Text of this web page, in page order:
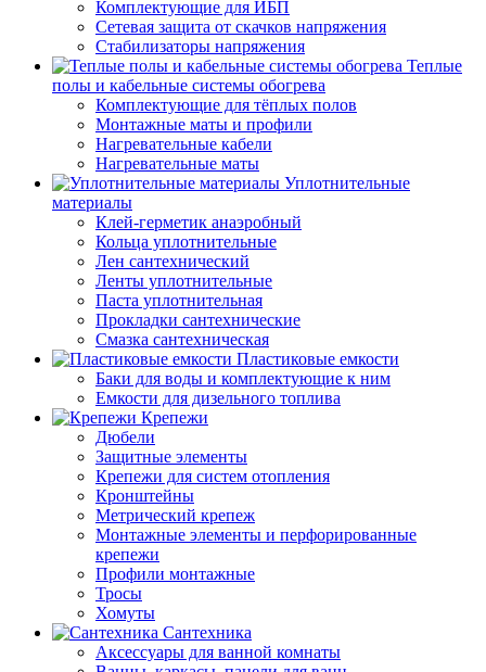
Комплектующие для ИБП
Сетевая защита от скачков напряжения
Стабилизаторы напряжения
Теплые
полы и кабельные системы обогрева
Комплектующие для тёплых полов
Монтажные маты и профили
Нагревательные кабели
Нагревательные маты
Уплотнительные
материалы
Клей-герметик анаэробный
Кольца уплотнительные
Лен сантехнический
Ленты уплотнительные
Паста уплотнительная
Прокладки сантехнические
Смазка сантехническая
Пластиковые емкости
Баки для воды и комплектующие к ним
Емкости для дизельного топлива
Крепежи
Дюбели
Защитные элементы
Крепежи для систем отопления
Кронштейны
Метрический крепеж
Монтажные элементы и перфорированные
крепежи
Профили монтажные
Тросы
Хомуты
Сантехника
Аксессуары для ванной комнаты